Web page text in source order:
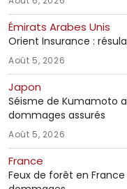
Émirats Arabes Unis
Orient Insurance :
Août 5, 2026
Japon
Séisme de Kumamoto
dommages assurés
Août 5, 2026
France
Feux de forêt en France